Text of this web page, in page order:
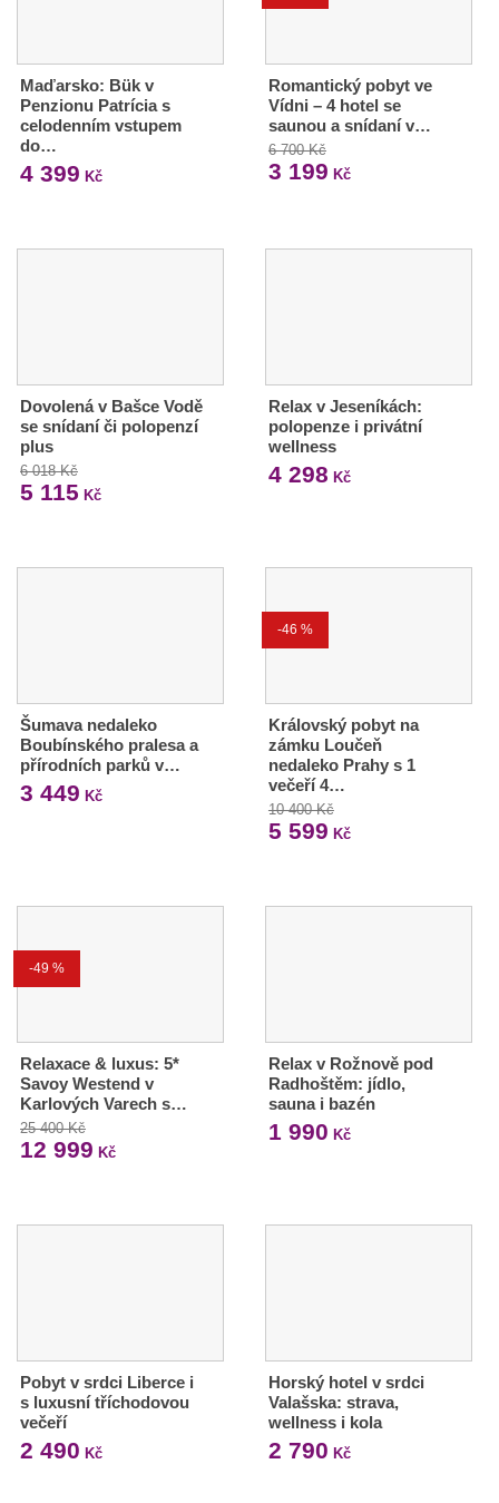
Maďarsko: Bük v
Penzionu Patrícia s
celodenním vstupem
do…
4 399 Kč
Romantický pobyt ve
Vídni – 4 hotel se
saunou a snídaní v…
6 700 Kč
3 199 Kč
Dovolená v Bašce Vodě
se snídaní či polopenzí
plus
6 018 Kč
5 115 Kč
Relax v Jeseníkách:
polopenze i privátní
wellness
4 298 Kč
Šumava nedaleko
Boubínského pralesa a
přírodních parků v…
3 449 Kč
-46 %
Královský pobyt na
zámku Loučeň
nedaleko Prahy s 1
večeří 4…
10 400 Kč
5 599 Kč
-49 %
Relaxace & luxus: 5*
Savoy Westend v
Karlových Varech s…
25 400 Kč
12 999 Kč
Relax v Rožnově pod
Radhoštěm: jídlo,
sauna i bazén
1 990 Kč
Pobyt v srdci Liberce i
s luxusní tříchodovou
večeří
2 490 Kč
Horský hotel v srdci
Valašska: strava,
wellness i kola
2 790 Kč